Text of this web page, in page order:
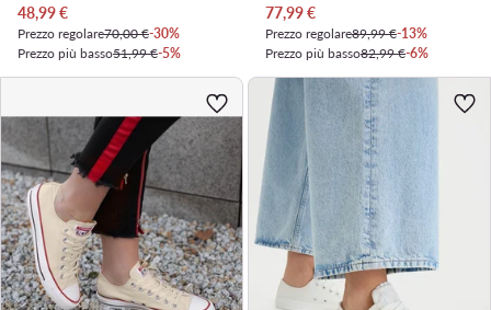
Prezzo attuale
48,99€
Prezzo regolare70,00 €-30%
Prezzo più basso51,99 €-5%
Prezzo attuale
77,99€
Prezzo regolare89,99 €-13%
Prezzo più basso82,99 €-6%